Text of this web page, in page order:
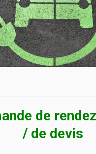
de
/ de devis